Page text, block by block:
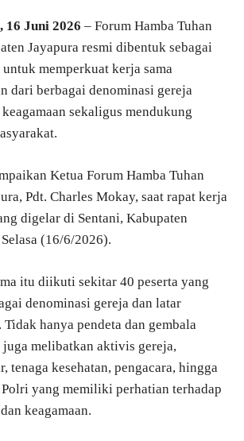
16 Juni 2026 – Forum Hamba Tuhan
Jayapura resmi dibentuk sebagai
untuk memperkuat kerja sama
dari berbagai denominasi gereja
sekaligus mendukung
Ketua Forum Hamba Tuhan
Pdt. Charles Mokay, saat rapat kerja
digelar di Sentani, Kabupaten
(16/6/2026).
itu diikuti sekitar 40 peserta yang
denominasi gereja dan latar
hanya pendeta dan gembala
melibatkan aktivis gereja,
tenaga kesehatan, pengacara, hingga
yang memiliki perhatian terhadap
keagamaan.